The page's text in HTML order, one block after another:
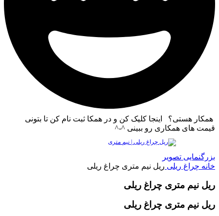
همکار هستی؟ اینجا کلیک کن و در همکا ثبت نام کن تا بتونی
قیمت های همکاری رو ببینی ^-^
بزرگنمایی تصویر
خانه چراغ ریلی ریل نیم متری چراغ ریلی
ریل نیم متری چراغ ریلی
ریل نیم متری چراغ ریلی